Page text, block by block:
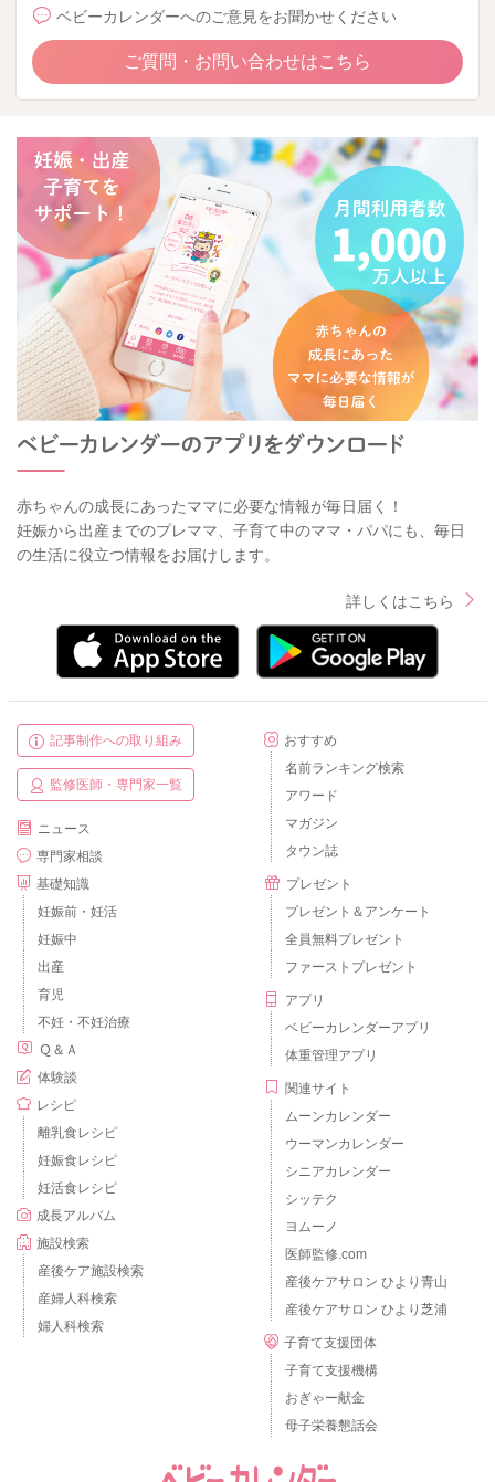
ベビーカレンダーへのご意見をお聞かせください
ご質問・お問い合わせはこちら
赤ちゃんの成長にあったママに必要な情報が毎日届く！
妊娠から出産までのプレママ、子育て中のママ・パパにも、毎日
の生活に役立つ情報をお届けします。
詳しくはこちら
記事制作への取り組み
監修医師・専門家一覧
ニュース
専門家相談
基礎知識
妊娠前・妊活
妊娠中
出産
育児
不妊・不妊治療
Ｑ＆Ａ
体験談
レシピ
離乳食レシピ
妊娠食レシピ
妊活食レシピ
成長アルバム
施設検索
産後ケア施設検索
産婦人科検索
婦人科検索
おすすめ
名前ランキング検索
アワード
マガジン
タウン誌
プレゼント
プレゼント＆アンケート
全員無料プレゼント
ファーストプレゼント
アプリ
ベビーカレンダーアプリ
体重管理アプリ
関連サイト
ムーンカレンダー
ウーマンカレンダー
シニアカレンダー
シッテク
ヨムーノ
医師監修.com
産後ケアサロン ひより青山
産後ケアサロン ひより芝浦
子育て支援団体
子育て支援機構
おぎゃー献金
母子栄養懇話会